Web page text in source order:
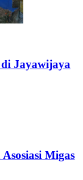
Jayawijaya
Migas